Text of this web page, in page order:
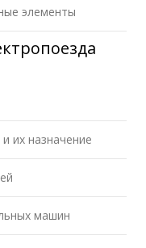
элементы
их назначение
машин